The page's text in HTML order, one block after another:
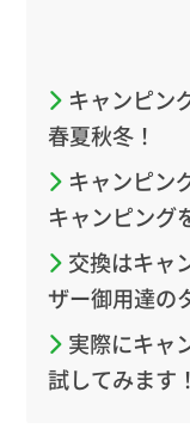
キャンピン
春夏秋冬！
キャンピン
キャンピング
交換はキャ
ザー御用達の
実際にキャ
試してみます！